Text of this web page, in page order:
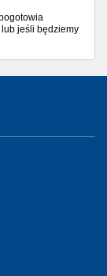
jeśli będziemy